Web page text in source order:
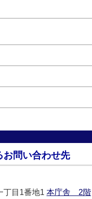
お問い合わせ先
丁目1番地1 本庁舎 2階